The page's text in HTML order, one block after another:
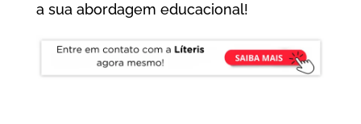
a sua abordagem educacional!